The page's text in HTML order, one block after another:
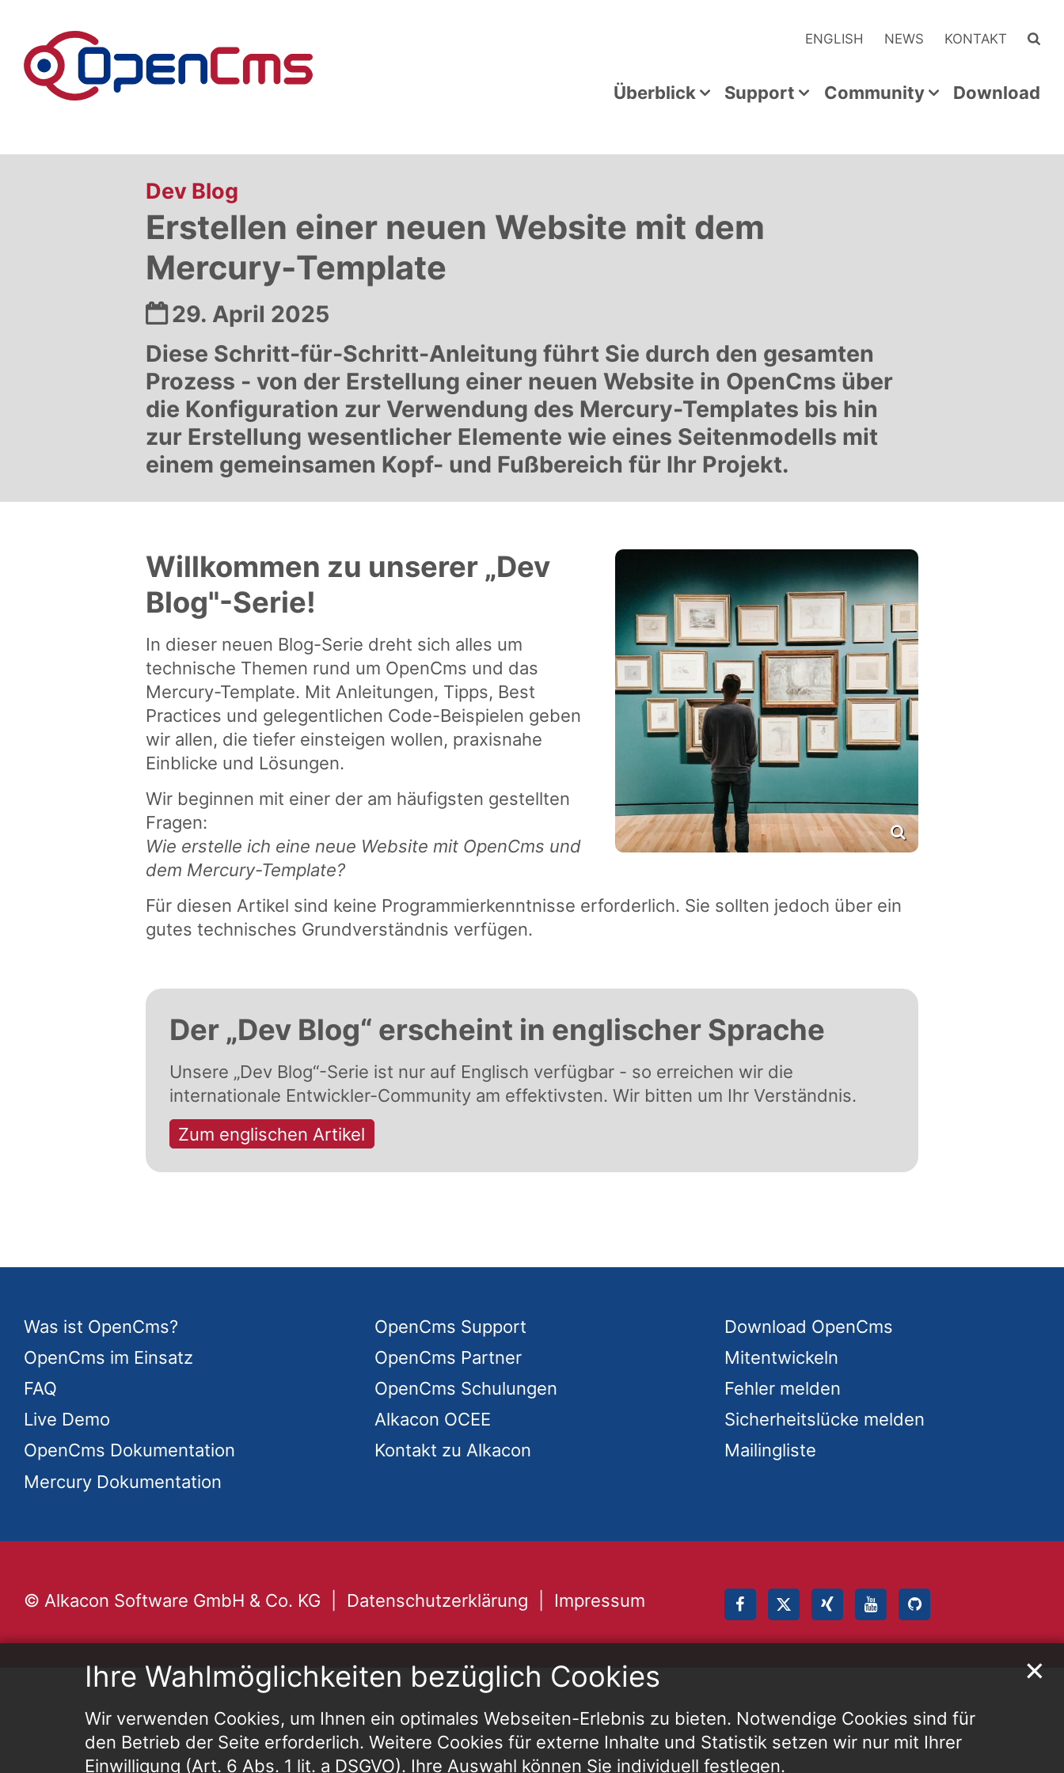
Ihre Wahlmöglichkeiten bezüglich Cookies
Wir verwenden Cookies, um Ihnen ein optimales Webseiten-Erlebnis zu bieten. Notwendige Cookies sind für
den Betrieb der Seite erforderlich. Weitere Cookies für externe Inhalte und Statistik setzen wir nur mit Ihrer
Einwilligung (Art. 6 Abs. 1 lit. a DSGVO). Ihre Auswahl können Sie individuell festlegen.
✕
ENGLISH NEWS KONTAKT
Überblick Support Community Download
Dev Blog
Erstellen einer neuen Website mit dem
Mercury-Template
Datum:
29. April 2025
Diese Schritt-für-Schritt-Anleitung führt Sie durch den gesamten
Prozess - von der Erstellung einer neuen Website in OpenCms über
die Konfiguration zur Verwendung des Mercury-Templates bis hin
zur Erstellung wesentlicher Elemente wie eines Seitenmodells mit
einem gemeinsamen Kopf- und Fußbereich für Ihr Projekt.
Willkommen zu unserer „Dev
Blog"-Serie!
In dieser neuen Blog-Serie dreht sich alles um
technische Themen rund um OpenCms und das
Mercury-Template. Mit Anleitungen, Tipps, Best
Practices und gelegentlichen Code-Beispielen geben
wir allen, die tiefer einsteigen wollen, praxisnahe
Einblicke und Lösungen.
Wir beginnen mit einer der am häufigsten gestellten
Fragen:
Wie erstelle ich eine neue Website mit OpenCms und
dem Mercury-Template?
Für diesen Artikel sind keine Programmierkenntnisse erforderlich. Sie sollten jedoch über ein
gutes technisches Grundverständnis verfügen.
Der „Dev Blog“ erscheint in englischer Sprache
Unsere „Dev Blog“-Serie ist nur auf Englisch verfügbar - so erreichen wir die
internationale Entwickler-Community am effektivsten. Wir bitten um Ihr Verständnis.
Zum englischen Artikel
Was ist OpenCms?
OpenCms im Einsatz
FAQ
Live Demo
OpenCms Dokumentation
Mercury Dokumentation
OpenCms Support
OpenCms Partner
OpenCms Schulungen
Alkacon OCEE
Kontakt zu Alkacon
Download OpenCms
Mitentwickeln
Fehler melden
Sicherheitslücke melden
Mailingliste
© Alkacon Software GmbH & Co. KG Datenschutzerklärung Impressum